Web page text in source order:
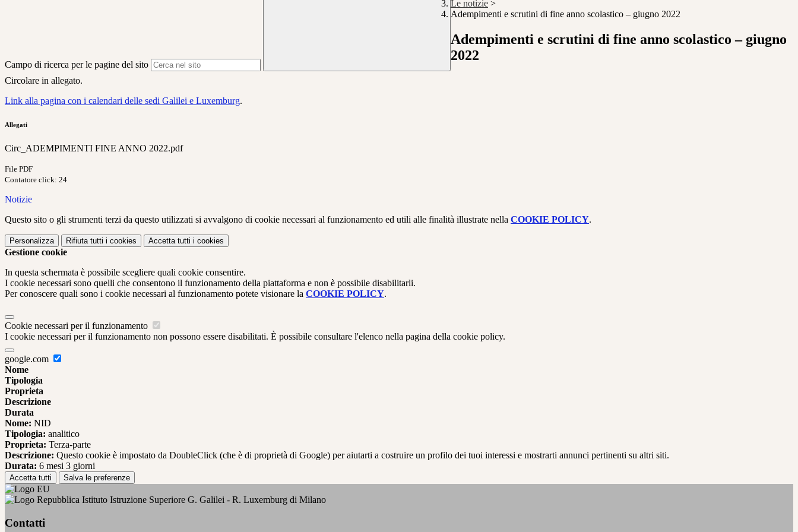
Campo di ricerca per le pagine del sito
Le notizie >
Adempimenti e scrutini di fine anno scolastico – giugno 2022
Adempimenti e scrutini di fine anno scolastico – giugno
2022
Circolare in allegato.
Link alla pagina con i calendari delle sedi Galilei e Luxemburg.
Allegati
Circ_ADEMPIMENTI FINE ANNO 2022.pdf
File PDF
Contatore click: 24
Notizie
Questo sito o gli strumenti terzi da questo utilizzati si avvalgono di cookie necessari al funzionamento ed utili alle finalità illustrate nella COOKIE POLICY.
Personalizza Rifiuta tutti i cookies Accetta tutti i cookies
Gestione cookie
In questa schermata è possibile scegliere quali cookie consentire.
I cookie necessari sono quelli che consentono il funzionamento della piattaforma e non è possibile disabilitarli.
Per conoscere quali sono i cookie necessari al funzionamento potete visionare la COOKIE POLICY.
Cookie necessari per il funzionamento
I cookie necessari per il funzionamento non possono essere disabilitati. È possibile consultare l'elenco nella pagina della cookie policy.
google.com
Nome
Tipologia
Proprieta
Descrizione
Durata
Nome: NID
Tipologia: analitico
Proprieta: Terza-parte
Descrizione: Questo cookie è impostato da DoubleClick (che è di proprietà di Google) per aiutarti a costruire un profilo dei tuoi interessi e mostrarti annunci pertinenti su altri siti.
Durata: 6 mesi 3 giorni
Accetta tutti Salva le preferenze
Istituto Istruzione Superiore G. Galilei - R. Luxemburg di Milano
Contatti